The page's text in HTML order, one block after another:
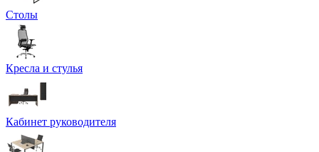
Столы
Кресла и стулья
Кабинет руководителя